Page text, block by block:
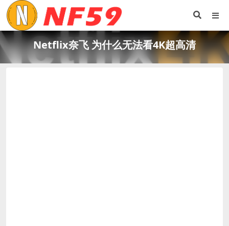
Netflix奈飞 为什么无法看4K超高清